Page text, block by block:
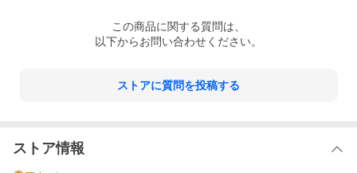
この商品に関する質問は、
以下からお問い合わせください。
ストアに質問を投稿する
ストア情報